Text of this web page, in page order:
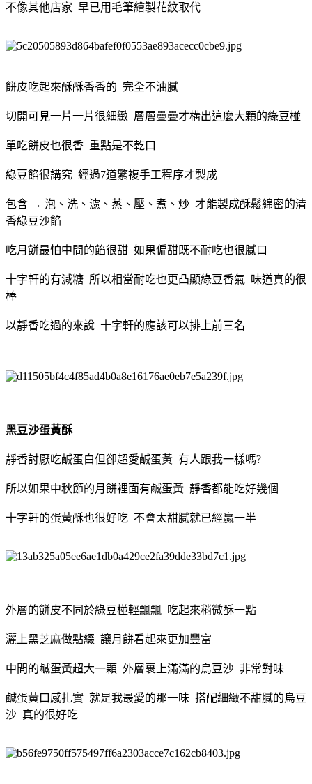
不像其他店家 早已用毛筆繪製花紋取代
餅皮吃起來酥酥香香的 完全不油膩
切開可見一片一片很細緻 層層疊疊才構出這麼大顆的綠豆椪
單吃餅皮也很香 重點是不乾口
綠豆餡很講究 經過7道繁複手工程序才製成
包含 → 泡、洗、濾、蒸、壓、煮、炒 才能製成酥鬆綿密的清
香綠豆沙餡
吃月餅最怕中間的餡很甜 如果偏甜既不耐吃也很膩口
十字軒的有減糖 所以相當耐吃也更凸顯綠豆香氣 味道真的很
棒
以靜香吃過的來說 十字軒的應該可以排上前三名
黑豆沙蛋黃酥
靜香討厭吃鹹蛋白但卻超愛鹹蛋黃 有人跟我一樣嗎?
所以如果中秋節的月餅裡面有鹹蛋黃 靜香都能吃好幾個
十字軒的蛋黃酥也很好吃 不會太甜膩就已經贏一半
外層的餅皮不同於綠豆椪輕飄飄 吃起來稍微酥一點
灑上黑芝麻做點綴 讓月餅看起來更加豐富
中間的鹹蛋黃超大一顆 外層裹上滿滿的烏豆沙 非常對味
鹹蛋黃口感扎實 就是我最愛的那一味 搭配細緻不甜膩的烏豆
沙 真的很好吃